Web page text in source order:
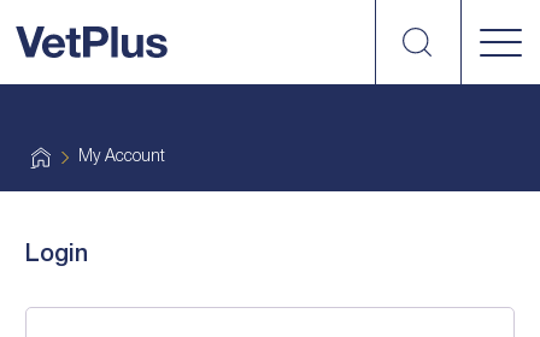
Search
H
o
m
My Account
Login